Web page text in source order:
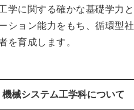
学に関する確かな基礎学力と
ション能力をもち、循環型社
を育成します。
機械システム工学科について